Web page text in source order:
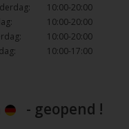
10:00-20:00
10:00-20:00
10:00-20:00
10:00-17:00
- geopend !